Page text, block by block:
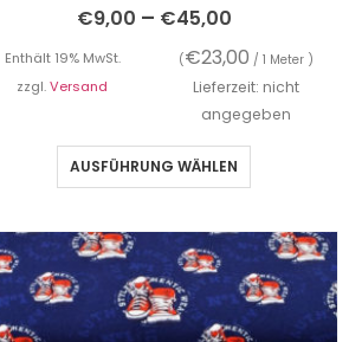
€9,00 – €45,00
Enthält 19% MwSt. (€23,00 / 1 Meter )
zzgl.Versand
Lieferzeit: nicht
angegeben
AUSFÜHRUNG WÄHLEN